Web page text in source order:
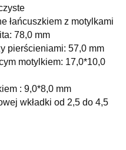
łańcuszkiem z motylkami
78,0 mm
pierścieniami: 57,0 mm
motylkiem: 17,0*10,0
: 9,0*8,0 mm
wkładki od 2,5 do 4,5